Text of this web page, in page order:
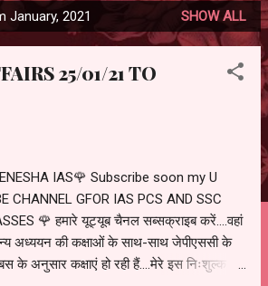
January, 2021 SHOW ALL
25/01/21 TO
IAS🌹 Subscribe soon my U
CHANNEL GFOR IAS PCS AND SSC
🌹 हमारे यूट्यूब चैनल सब्सक्राइब करें....वहां
अध्ययन की कक्षाओं के साथ-साथ जेपीएससी के
के अनुसार कक्षाएं हो रही हैं....मेरे इस निःशुल्क